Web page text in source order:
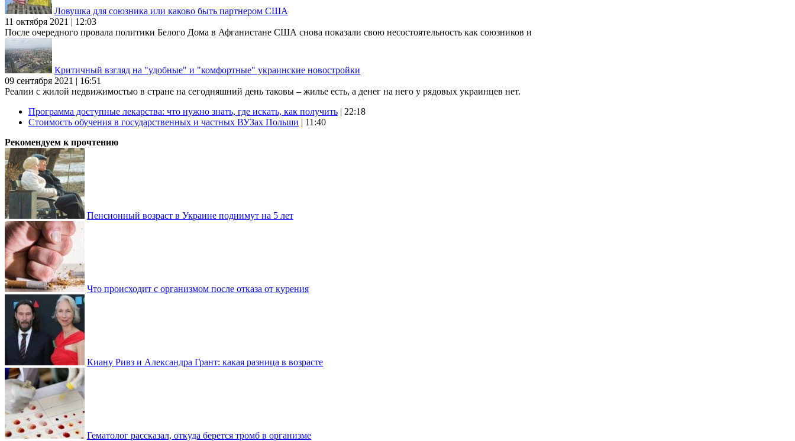
Ловушка для союзника или каково быть партнером США
11 октября 2021 | 12:03
После очередного провала политики Белого Дома в Афганистане США снова показали свою несостоятельность как союзников и
Критичный взгляд на "удобные" и "комфортные" украинские новостройки
09 сентября 2021 | 16:51
Реалии с жилой недвижимостью в стране на сегодняшний день таковы – жилье есть, а денег на него у рядовых украинцев нет.
Программа доступные лекарства: что нужно знать, где искать, как получить | 22:18
Стоимость обучения в государственных и частных ВУЗах Польши | 11:40
Рекомендуем к прочтению
Пенсионный возраст в Украине поднимут на 5 лет
Что происходит с организмом после отказа от курения
Киану Ривз и Александра Грант: какая разница в возрасте
Гематолог рассказал, откуда берется тромб в организме